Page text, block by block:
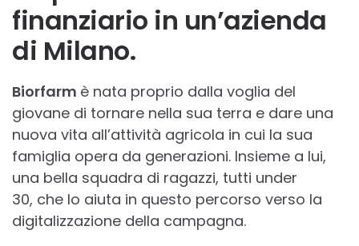
finanziario in un’azienda
di Milano.
Biorfarm è nata proprio dalla voglia del
giovane di tornare nella sua terra e dare una
nuova vita all’attività agricola in cui la sua
famiglia opera da generazioni. Insieme a lui,
una bella squadra di ragazzi, tutti under
30, che lo aiuta in questo percorso verso la
digitalizzazione della campagna​.